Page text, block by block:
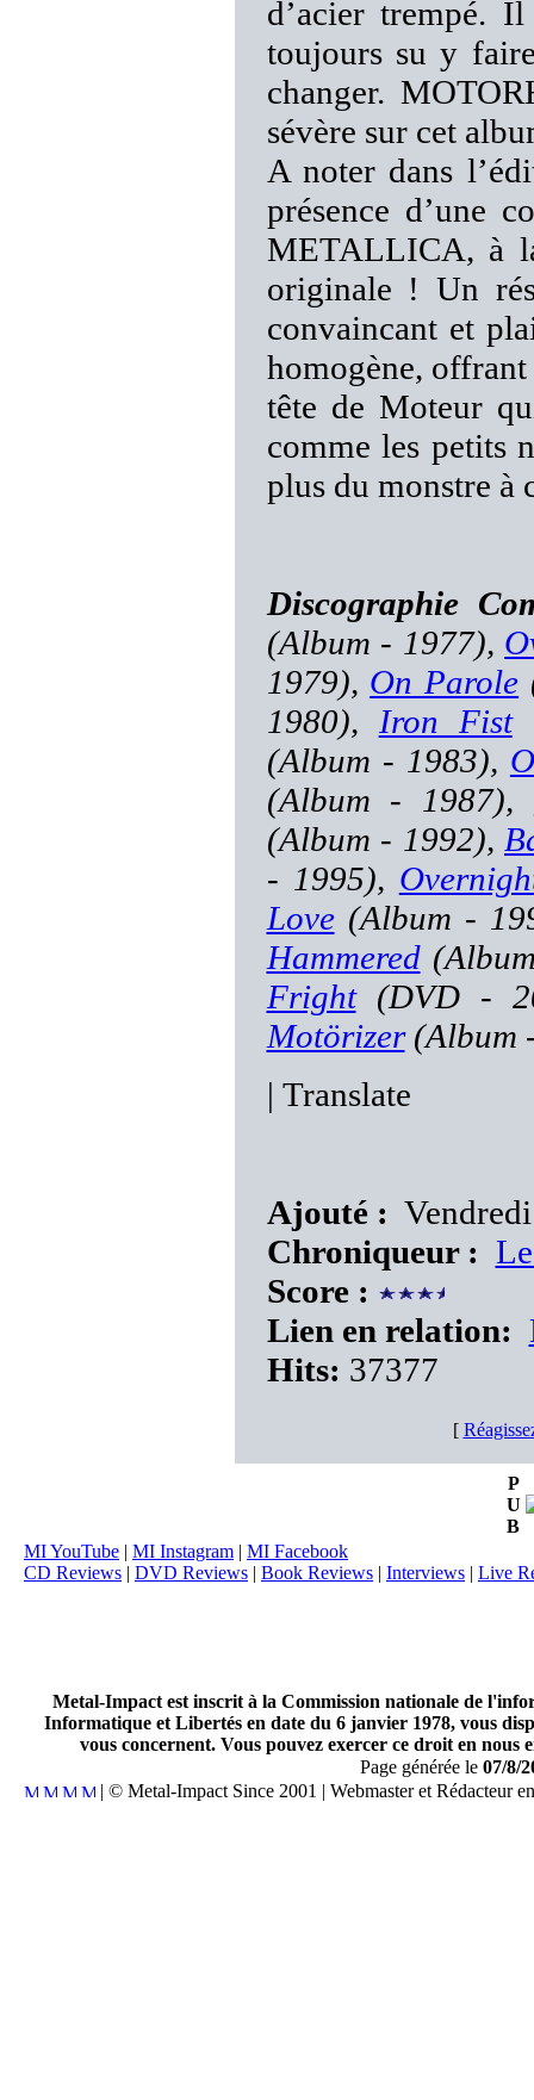
d’acier trempé.
toujours su y
changer.
sévère sur cet
A noter dans
présence d’une
METALLICA, à
originale ! Un
convaincant et
homogène,
tête de Moteur
comme les petits
plus du monstre à
Discographie
(Album - 1977),
1979), On Parole
1980), Iron Fist
(Album - 1983),
(Album - 1987),
(Album - 1992),
- 1995),
Love(Album -
Hammered
Fright(DVD -
Motörizer(Album
| Translate
Ajouté :
Chroniqueur :
Score :
Lien en relation:
Hits: 37377
[
P
U
B
MI YouTube | MI Instagram | MI Facebook
CD Reviews | DVD Reviews | Book Reviews | Interviews | Live
Metal-Impact est inscrit à la Commission nationale de
Informatique et Libertés en date du 6 janvier 1978, vous
vous concernent. Vous pouvez exercer ce droit en
Page générée le 07/8/
| © Metal-Impact Since 2001 | Webmaster et Rédacteur